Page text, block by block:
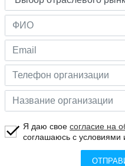
Я даю своесогласие на
соглашаюсь с условиями